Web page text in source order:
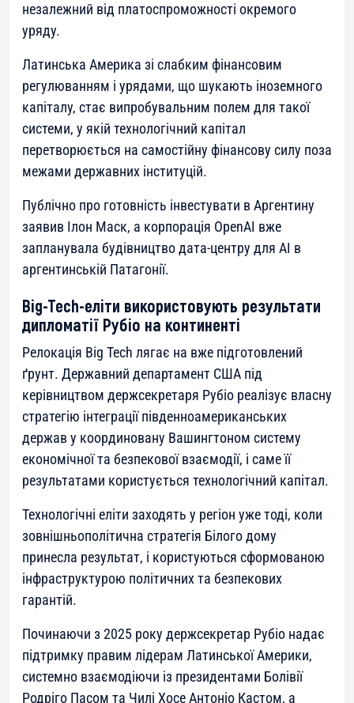
незалежний від платоспроможності окремого
уряду.
Латинська Америка зі слабким фінансовим
регулюванням і урядами, що шукають іноземного
капіталу, стає випробувальним полем для такої
системи, у якій технологічний капітал
перетворюється на самостійну фінансову силу поза
межами державних інституцій.
Публічно про готовність інвестувати в Аргентину
заявив Ілон Маск, а корпорація OpenAI вже
запланувала будівництво дата-центру для AI в
аргентинській Патагонії.
Big-Tech-еліти використовують результати
дипломатії Рубіо на континенті
Релокація Big Tech лягає на вже підготовлений
ґрунт. Державний департамент США під
керівництвом держсекретаря Рубіо реалізує власну
стратегію інтеграції південноамериканських
держав у координовану Вашингтоном систему
економічної та безпекової взаємодії, і саме її
результатами користується технологічний капітал.
Технологічні еліти заходять у регіон уже тоді, коли
зовнішньополітична стратегія Білого дому
принесла результат, і користуються сформованою
інфраструктурою політичних та безпекових
гарантій.
Починаючи з 2025 року держсекретар Рубіо надає
підтримку правим лідерам Латинської Америки,
системно взаємодіючи із президентами Болівії
Родріго Пасом та Чилі Хосе Антоніо Кастом, а